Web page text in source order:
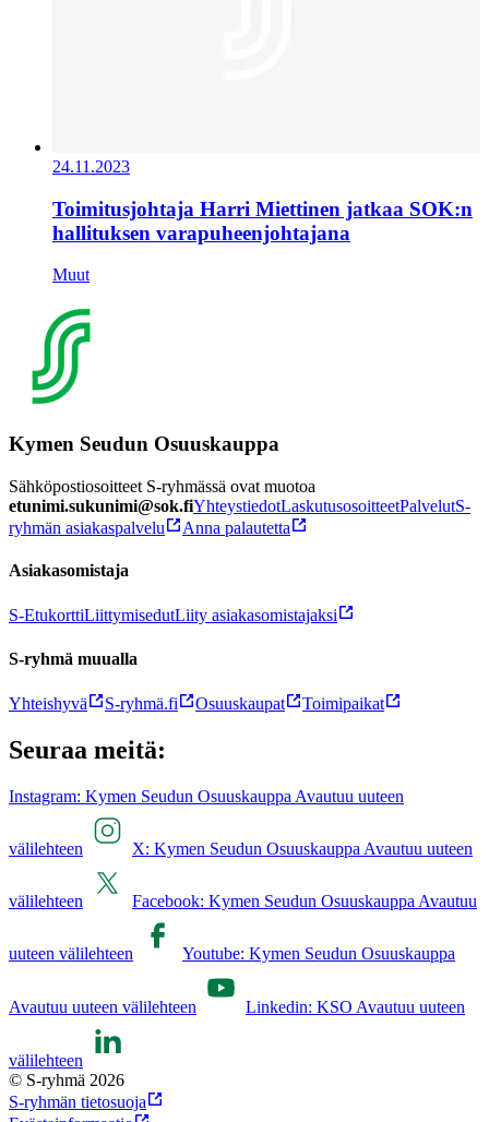
24.11.2023
Toimitusjohtaja Harri Miettinen jatkaa SOK:n
hallituksen varapuheenjohtajana
Muut
Kymen Seudun Osuuskauppa
Sähköpostiosoitteet S-ryhmässä ovat muotoa
etunimi.sukunimi@sok.fiYhteystiedotLaskutusosoitteetPalvelutS-
ryhmän asiakaspalvelu
Anna palautetta
Asiakasomistaja
S-EtukorttiLiittymisedutLiity asiakasomistajaksi
S-ryhmä muualla
Yhteishyvä S-ryhmä.fi Osuuskaupat Toimipaikat
Seuraa meitä:
Instagram: Kymen Seudun Osuuskauppa Avautuu uuteen
välilehteen X: Kymen Seudun Osuuskauppa Avautuu uuteen
välilehteen Facebook: Kymen Seudun Osuuskauppa Avautuu
uuteen välilehteen Youtube: Kymen Seudun Osuuskauppa
Avautuu uuteen välilehteen Linkedin: KSO Avautuu uuteen
välilehteen
© S-ryhmä 2026
S-ryhmän tietosuoja